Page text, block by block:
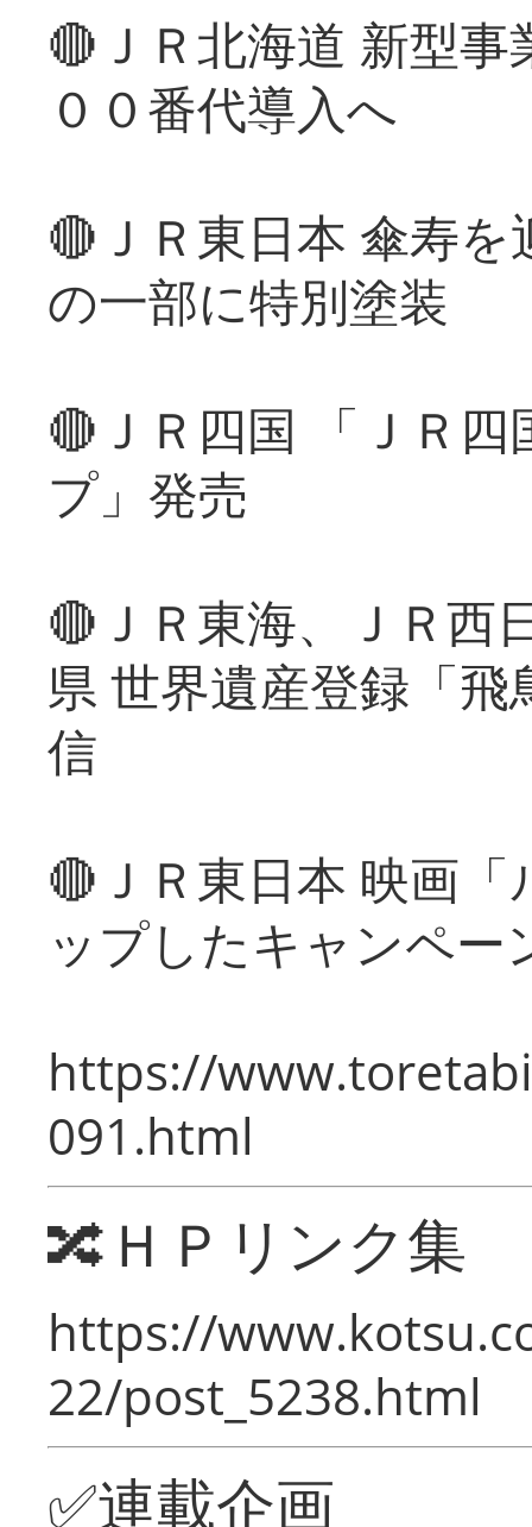
🔴ＪＲ北海道 新型
００番代導入へ
🔴ＪＲ東日本 傘寿
の一部に特別塗装
🔴ＪＲ四国 「ＪＲ
プ」発売
🔴ＪＲ東海、ＪＲ西
県 世界遺産登録「
信
🔴ＪＲ東日本 映画
ップしたキャンペー
https://
091.html
🔀ＨＰリンク集
https://
22/post_5238.html
✅連載企画